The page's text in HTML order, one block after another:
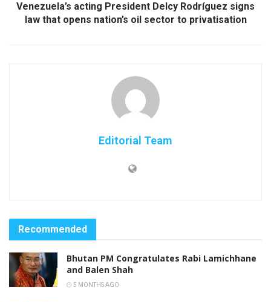
Venezuela’s acting President Delcy Rodríguez signs
law that opens nation’s oil sector to privatisation
Editorial Team
Recommended
Bhutan PM Congratulates Rabi Lamichhane
and Balen Shah
5 MONTHS AGO